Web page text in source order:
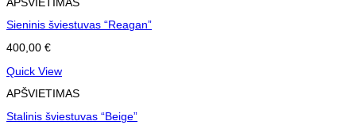
APŠVIETIMAS
Sieninis šviestuvas “Reagan”
400,00 €
Quick View
APŠVIETIMAS
Stalinis šviestuvas “Beige”